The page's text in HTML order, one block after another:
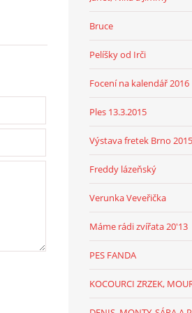
Bruce
Pelíšky od Irči
Focení na kalendář 2016
Ples 13.3.2015
Výstava fretek Brno 2015
Freddy lázeňský
Verunka Veveřička
Máme rádi zvířata 20'13
PES FANDA
KOCOURCI ZRZEK,